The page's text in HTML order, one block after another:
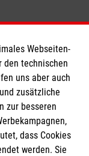
Webseiten-
den technischen
uns aber auch
zusätzliche
zur besseren
dass Cookies
werden. Sie